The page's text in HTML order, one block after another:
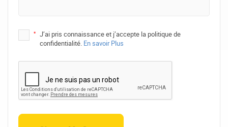
* J’ai pris connaissance et j’accepte la politique de
confidentialité. En savoir Plus